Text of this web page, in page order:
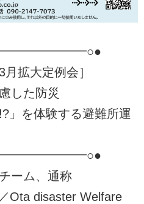
月拡大定例会］
した防災
」を体験する避難所運
ーム、通称
Ota disaster Welfare